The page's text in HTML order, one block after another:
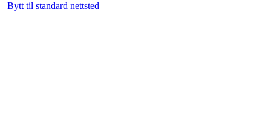
Bytt til standard nettsted